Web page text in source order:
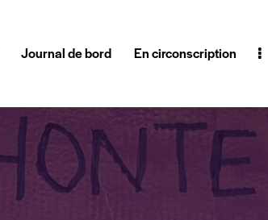
Journal de bord En circonscription